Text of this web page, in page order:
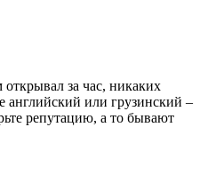
за час, никаких
английский или грузинский –
репутацию, а то бывают